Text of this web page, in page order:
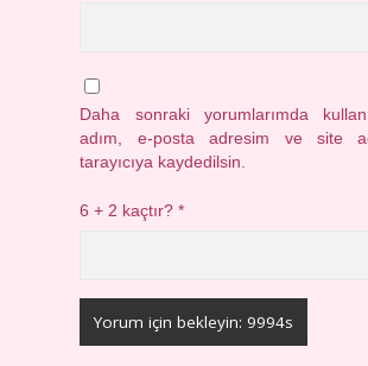
Daha sonraki yorumlarımda
adım, e-posta adresim ve site
tarayıcıya kaydedilsin.
6 + 2 kaçtır?*